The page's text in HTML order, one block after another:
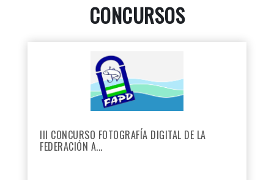
CONCURSOS
III CONCURSO FOTOGRAFÍA DIGITAL DE LA
FEDERACIÓN A...